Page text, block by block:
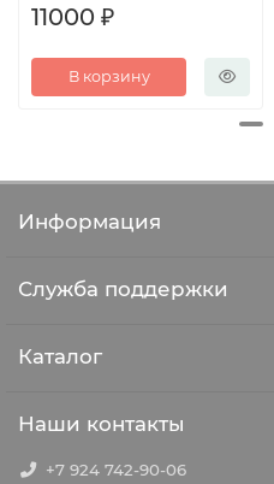
11000 ₽
В корзину
Информация
Служба поддержки
Каталог
Наши контакты
+7 924 742-90-06